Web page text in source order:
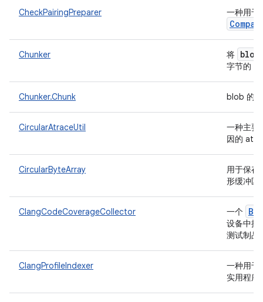
CheckPairingPreparer 一种用于
Chunker 将 blob
字节的
Chunker.Chunk blob 的
CircularAtraceUtil
一种主要
因的
CircularByteArray
用于保存
形缓冲区
ClangCodeCoverageCollector 一个
设备中提
测试制
ClangProfileIndexer
一种用于
实用程